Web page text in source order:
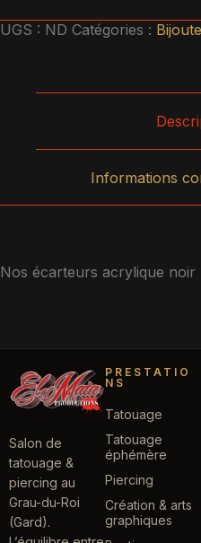
UGS : ND Catégories :
Informations
Nos écarteurs acrylique noir
Salon de
tatouage &
piercing au
Grau-du-Roi
(Gard).
PRESTATIO
NS
Tatouage
Tatouage
éphémère
Piercing
Création & arts
graphiques